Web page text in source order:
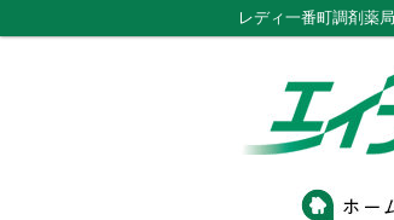
レディ一番町調剤薬